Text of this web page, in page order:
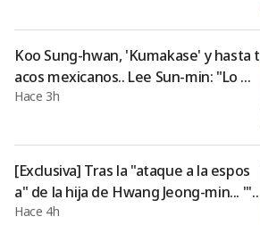
Koo Sung-hwan, 'Kumakase' y hasta t
acos mexicanos.. Lee Sun-min: "Lo m
ejor que he comido en mi vida" [Vivo
Hace 3h
[Exclusiva] Tras la "ataque a la espos
a" de la hija de Hwang Jeong-min... "'A
cusado de infidelidad' A responde co
Hace 4h